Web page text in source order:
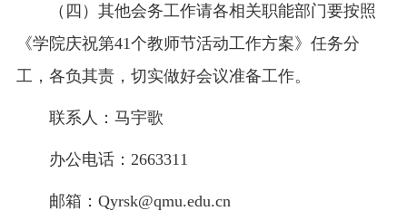
（四）其他会务工作请各相关职能部门要按照
《学院庆祝第41个教师节活动工作方案》任务分
工，各负其责，切实做好会议准备工作。
联系人：马宇歌
办公电话：2663311
邮箱：Qyrsk@qmu.edu.cn